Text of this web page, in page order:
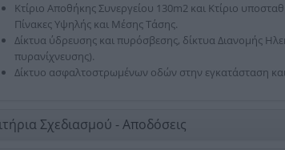
Κτίριο Αποθήκης Συνεργείου 130m2 και Κτίριο
Πίνακες Υψηλής και Μέσης Τάσης.
Δίκτυα ύδρευσης και πυρόσβεσης, δίκτυα Διανομής
πυρανίχνευσης).
Δίκτυο ασφαλτοστρωμένων οδών στην εγκατάσταση
Σχεδιασμού - Αποδόσεις